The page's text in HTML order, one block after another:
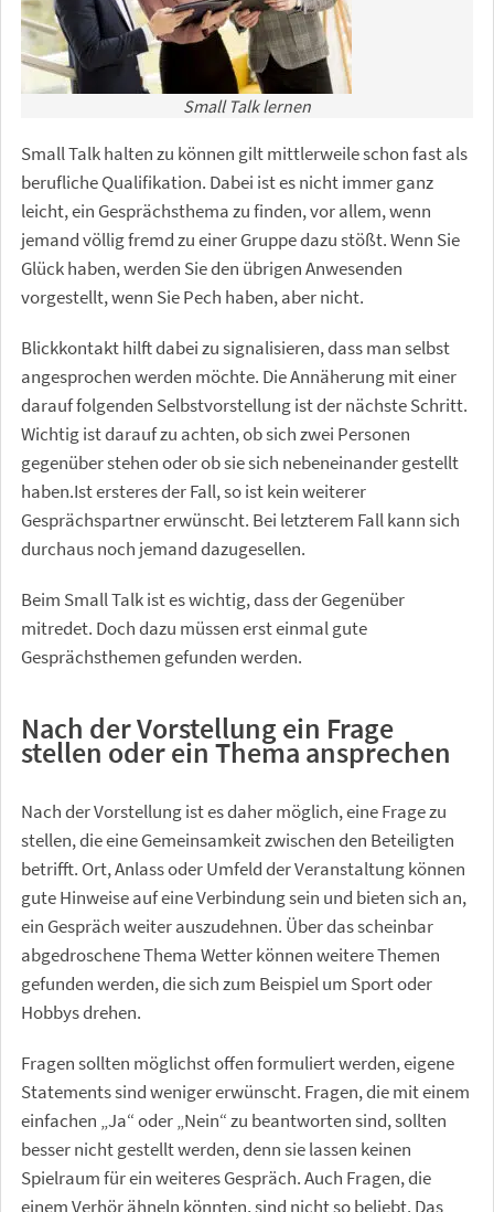
Small Talk lernen
Small Talk halten zu können gilt mittlerweile schon fast als
berufliche Qualifikation. Dabei ist es nicht immer ganz
leicht, ein Gesprächsthema zu finden, vor allem, wenn
jemand völlig fremd zu einer Gruppe dazu stößt. Wenn Sie
Glück haben, werden Sie den übrigen Anwesenden
vorgestellt, wenn Sie Pech haben, aber nicht.
Blickkontakt hilft dabei zu signalisieren, dass man selbst
angesprochen werden möchte. Die Annäherung mit einer
darauf folgenden Selbstvorstellung ist der nächste Schritt.
Wichtig ist darauf zu achten, ob sich zwei Personen
gegenüber stehen oder ob sie sich nebeneinander gestellt
haben.Ist ersteres der Fall, so ist kein weiterer
Gesprächspartner erwünscht. Bei letzterem Fall kann sich
durchaus noch jemand dazugesellen.
Beim Small Talk ist es wichtig, dass der Gegenüber
mitredet. Doch dazu müssen erst einmal gute
Gesprächsthemen gefunden werden.
Nach der Vorstellung ein Frage
stellen oder ein Thema ansprechen
Nach der Vorstellung ist es daher möglich, eine Frage zu
stellen, die eine Gemeinsamkeit zwischen den Beteiligten
betrifft. Ort, Anlass oder Umfeld der Veranstaltung können
gute Hinweise auf eine Verbindung sein und bieten sich an,
ein Gespräch weiter auszudehnen. Über das scheinbar
abgedroschene Thema Wetter können weitere Themen
gefunden werden, die sich zum Beispiel um Sport oder
Hobbys drehen.
Fragen sollten möglichst offen formuliert werden, eigene
Statements sind weniger erwünscht. Fragen, die mit einem
einfachen „Ja“ oder „Nein“ zu beantworten sind, sollten
besser nicht gestellt werden, denn sie lassen keinen
Spielraum für ein weiteres Gespräch. Auch Fragen, die
einem Verhör ähneln könnten, sind nicht so beliebt. Das